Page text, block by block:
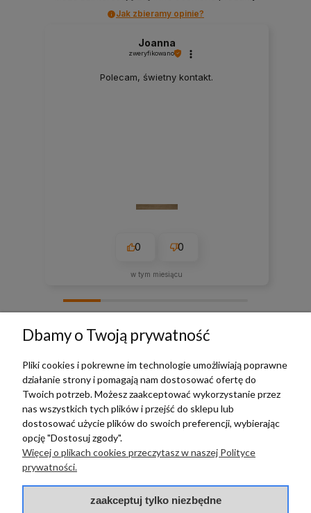
Jak zbieramy opinie?
Joanna
zweryfikowano
Polecam, świetny kontakt.
0 0
w tym miesiącu
TERRADECO
BAZA WIEDZY
PŁATNOŚCI I DOSTAWA
Dbamy o Twoją prywatność
Pliki cookies i pokrewne im technologie umożliwiają poprawne
działanie strony i pomagają nam dostosować ofertę do
Twoich potrzeb. Możesz zaakceptować wykorzystanie przez
nas wszystkich tych plików i przejść do sklepu lub
dostosować użycie plików do swoich preferencji, wybierając
opcję "Dostosuj zgody".
Więcej o plikach cookies przeczytasz w naszej Polityce
prywatności.
zaakceptuj tylko niezbędne